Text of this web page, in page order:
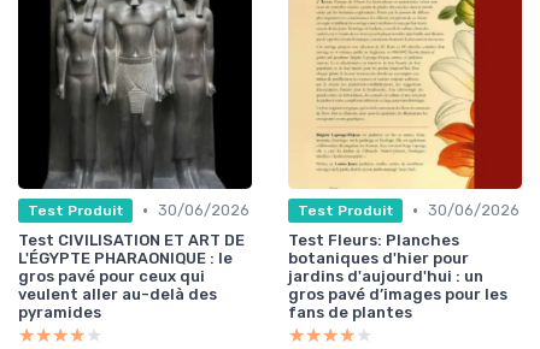
Test Produit • 30/06/2026
Test CIVILISATION ET ART DE
L'ÉGYPTE PHARAONIQUE : le
gros pavé pour ceux qui
veulent aller au-delà des
pyramides
★★★★★
★★★★★
Test Produit • 30/06/2026
Test Fleurs: Planches
botaniques d'hier pour
jardins d'aujourd'hui : un
gros pavé d’images pour les
fans de plantes
★★★★★
★★★★★